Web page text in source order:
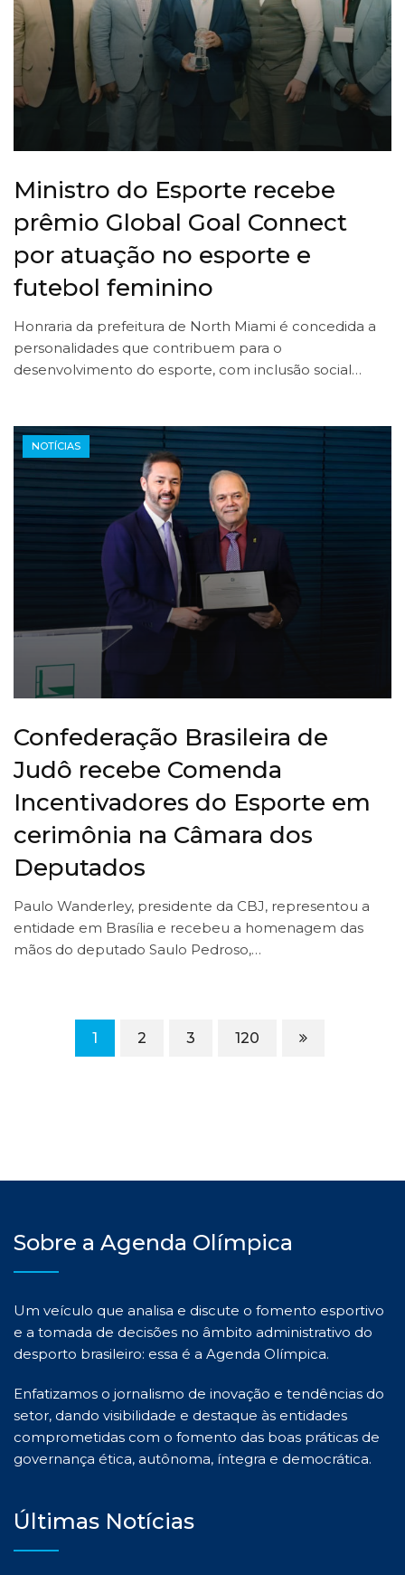
Ministro do Esporte recebe
prêmio Global Goal Connect
por atuação no esporte e
futebol feminino
Honraria da prefeitura de North Miami é concedida a
personalidades que contribuem para o
desenvolvimento do esporte, com inclusão social…
NOTÍCIAS
Confederação Brasileira de
Judô recebe Comenda
Incentivadores do Esporte em
cerimônia na Câmara dos
Deputados
Paulo Wanderley, presidente da CBJ, representou a
entidade em Brasília e recebeu a homenagem das
mãos do deputado Saulo Pedroso,…
1 2 3 120
Sobre a Agenda Olímpica
Um veículo que analisa e discute o fomento esportivo
e a tomada de decisões no âmbito administrativo do
desporto brasileiro: essa é a Agenda Olímpica.
Enfatizamos o jornalismo de inovação e tendências do
setor, dando visibilidade e destaque às entidades
comprometidas com o fomento das boas práticas de
governança ética, autônoma, íntegra e democrática.
Últimas Notícias